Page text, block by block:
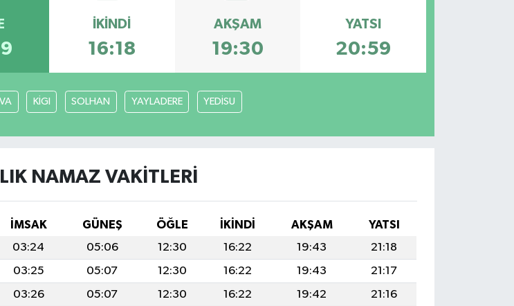
İKINDI
16:18
AKŞAM
19:30
YATSI
20:59
KİGI SOLHAN YAYLADERE YEDİSU
NAMAZ VAKITLERI
İMSAK GÜNEŞ ÖĞLE İKINDI AKŞAM
YATSI
03:24 05:06 12:30 16:22 19:43
21:18
03:25 05:07 12:30 16:22 19:43
21:17
03:26 05:07 12:30 16:22 19:42
21:16